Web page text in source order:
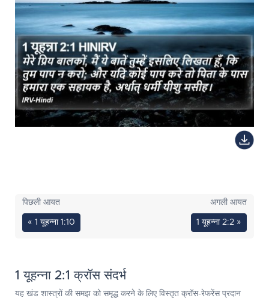
पिछली आयत
« 1 यूहन्ना 1:10
अगली आयत
1 यूहन्ना 2:2 »
1 यूहन्ना 2:1 क्रॉस संदर्भ
यह खंड शास्त्रों की समझ को समृद्ध करने के लिए विस्तृत क्रॉस-रेफरेंस प्रदान